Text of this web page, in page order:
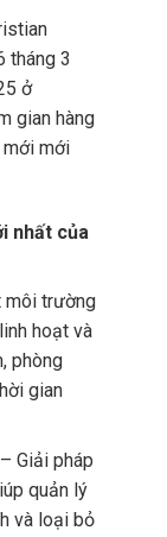
tháng 3
ở
gian hàng
mới mới
nhất của
môi trường
hoạt và
phòng
gian
Giải pháp
quản lý
và loại bỏ